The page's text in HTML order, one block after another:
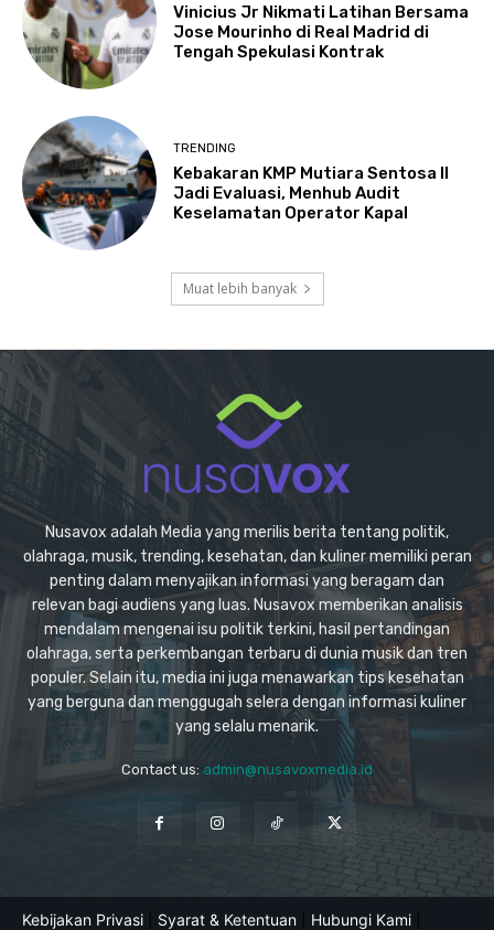
Vinicius Jr Nikmati Latihan Bersama
Jose Mourinho di Real Madrid di
Tengah Spekulasi Kontrak
TRENDING
Kebakaran KMP Mutiara Sentosa II
Jadi Evaluasi, Menhub Audit
Keselamatan Operator Kapal
Muat lebih banyak
Nusavox adalah Media yang merilis berita tentang politik,
olahraga, musik, trending, kesehatan, dan kuliner memiliki peran
penting dalam menyajikan informasi yang beragam dan
relevan bagi audiens yang luas. Nusavox memberikan analisis
mendalam mengenai isu politik terkini, hasil pertandingan
olahraga, serta perkembangan terbaru di dunia musik dan tren
populer. Selain itu, media ini juga menawarkan tips kesehatan
yang berguna dan menggugah selera dengan informasi kuliner
yang selalu menarik.
Contact us: admin@nusavoxmedia.id
Kebijakan Privasi Syarat & Ketentuan Hubungi Kami